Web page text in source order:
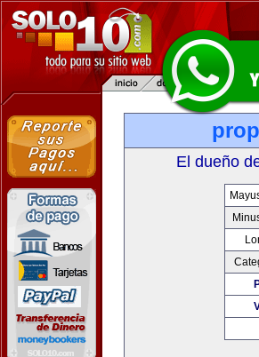
El dueño